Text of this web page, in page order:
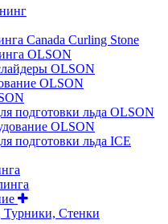
Canada Curling Stone
OLSON
OLSON
OLSON
подготовки льда OLSON
OLSON
подготовки льда ICE
Турники, Стенки